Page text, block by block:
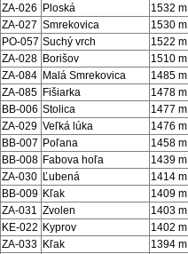
ZA-026
Ploská 1532 m
ZA-027 Smrekovica 1530 m
PO-057 Suchý vrch 1522 m
ZA-028 Borišov 1510 m
ZA-084 Malá Smrekovica 1485 m
ZA-085 Fišiarka 1478 m
BB-006 Stolica 1477 m
ZA-029 Veľká lúka 1476 m
BB-007 Poľana 1458 m
BB-008 Fabova hoľa 1439 m
ZA-030 Ľubená 1414 m
BB-009 Kľak 1409 m
ZA-031 Zvolen 1403 m
KE-022 Kyprov 1402 m
ZA-033 Kľak 1394 m